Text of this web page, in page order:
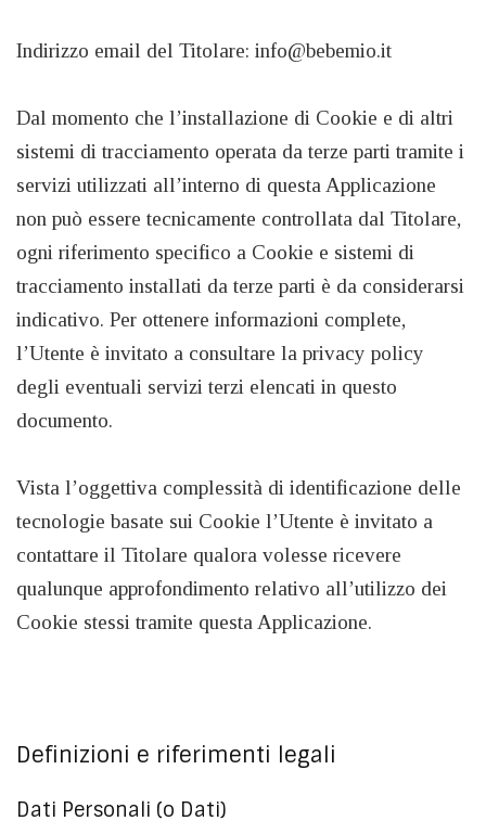
Indirizzo email del Titolare: info@bebemio.it
Dal momento che l’installazione di Cookie e di altri
sistemi di tracciamento operata da terze parti tramite i
servizi utilizzati all’interno di questa Applicazione
non può essere tecnicamente controllata dal Titolare,
ogni riferimento specifico a Cookie e sistemi di
tracciamento installati da terze parti è da considerarsi
indicativo. Per ottenere informazioni complete,
l’Utente è invitato a consultare la privacy policy
degli eventuali servizi terzi elencati in questo
documento.
Vista l’oggettiva complessità di identificazione delle
tecnologie basate sui Cookie l’Utente è invitato a
contattare il Titolare qualora volesse ricevere
qualunque approfondimento relativo all’utilizzo dei
Cookie stessi tramite questa Applicazione.
Definizioni e riferimenti legali
Dati Personali (o Dati)